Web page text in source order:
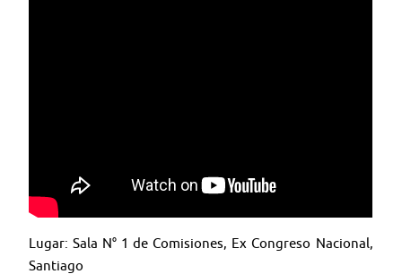
Lugar: Sala N° 1 de Comisiones, Ex Congreso Nacional,
Santiago